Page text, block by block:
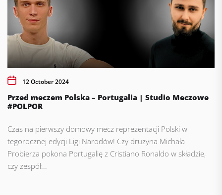
12 October 2024
Przed meczem Polska – Portugalia | Studio Meczowe
#POLPOR
Czas na pierwszy domowy mecz reprezentacji Polski w
tegorocznej edycji Ligi Narodów! Czy drużyna Michała
Probierza pokona Portugalię z Cristiano Ronaldo w składzie,
czy zespół...